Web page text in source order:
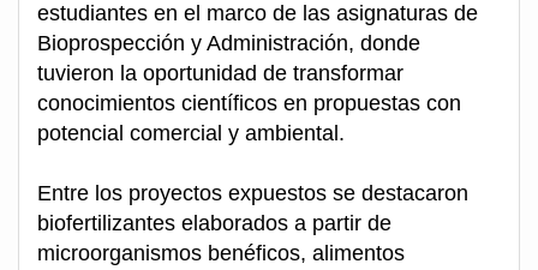
estudiantes en el marco de las asignaturas de
Bioprospección y Administración, donde
tuvieron la oportunidad de transformar
conocimientos científicos en propuestas con
potencial comercial y ambiental.
Entre los proyectos expuestos se destacaron
biofertilizantes elaborados a partir de
microorganismos benéficos, alimentos